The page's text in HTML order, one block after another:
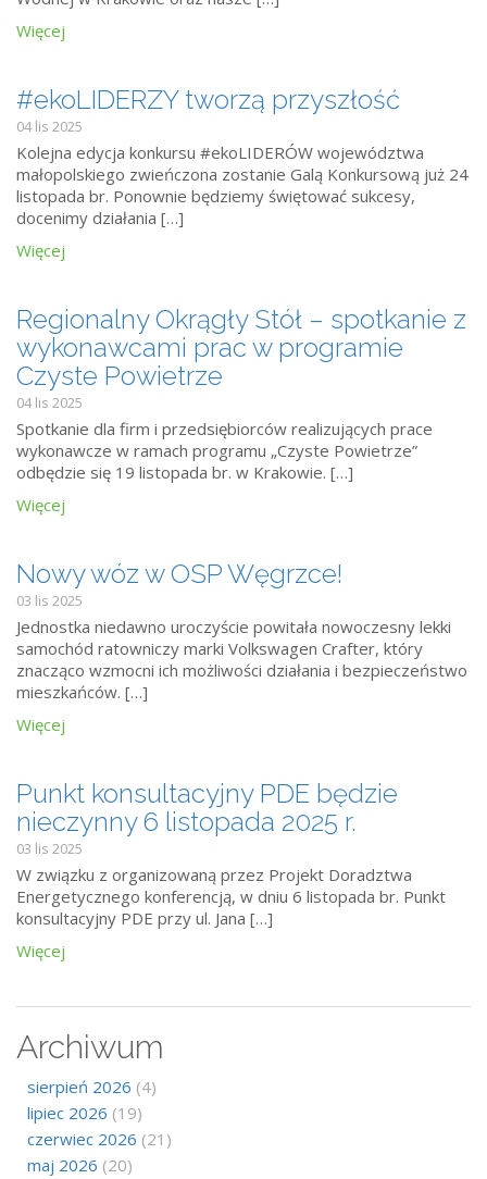
Więcej
#ekoLIDERZY tworzą przyszłość
04 lis 2025
Kolejna edycja konkursu #ekoLIDERÓW województwa
małopolskiego zwieńczona zostanie Galą Konkursową już 24
listopada br. Ponownie będziemy świętować sukcesy,
docenimy działania […]
Więcej
Regionalny Okrągły Stół – spotkanie z
wykonawcami prac w programie
Czyste Powietrze
04 lis 2025
Spotkanie dla firm i przedsiębiorców realizujących prace
wykonawcze w ramach programu „Czyste Powietrze”
odbędzie się 19 listopada br. w Krakowie. […]
Więcej
Nowy wóz w OSP Węgrzce!
03 lis 2025
Jednostka niedawno uroczyście powitała nowoczesny lekki
samochód ratowniczy marki Volkswagen Crafter, który
znacząco wzmocni ich możliwości działania i bezpieczeństwo
mieszkańców. […]
Więcej
Punkt konsultacyjny PDE będzie
nieczynny 6 listopada 2025 r.
03 lis 2025
W związku z organizowaną przez Projekt Doradztwa
Energetycznego konferencją, w dniu 6 listopada br. Punkt
konsultacyjny PDE przy ul. Jana […]
Więcej
Archiwum
sierpień 2026 (4)
lipiec 2026 (19)
czerwiec 2026 (21)
maj 2026 (20)